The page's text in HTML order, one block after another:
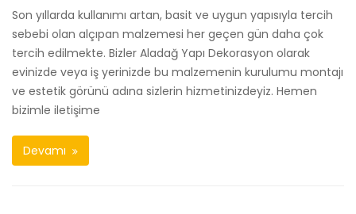
Son yıllarda kullanımı artan, basit ve uygun yapısıyla tercih
sebebi olan alçıpan malzemesi her geçen gün daha çok
tercih edilmekte. Bizler Aladağ Yapı Dekorasyon olarak
evinizde veya iş yerinizde bu malzemenin kurulumu montajı
ve estetik görünü adına sizlerin hizmetinizdeyiz. Hemen
bizimle iletişime
Devamı